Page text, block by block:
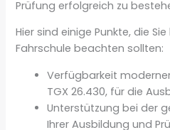
Prüfung erfolgreich zu
Hier sind einige Punkte, die
Fahrschule beachten sollten:
Verfügbarkeit
TGX 26.430, für die
Unterstützung bei der
Ihrer Ausbildung und